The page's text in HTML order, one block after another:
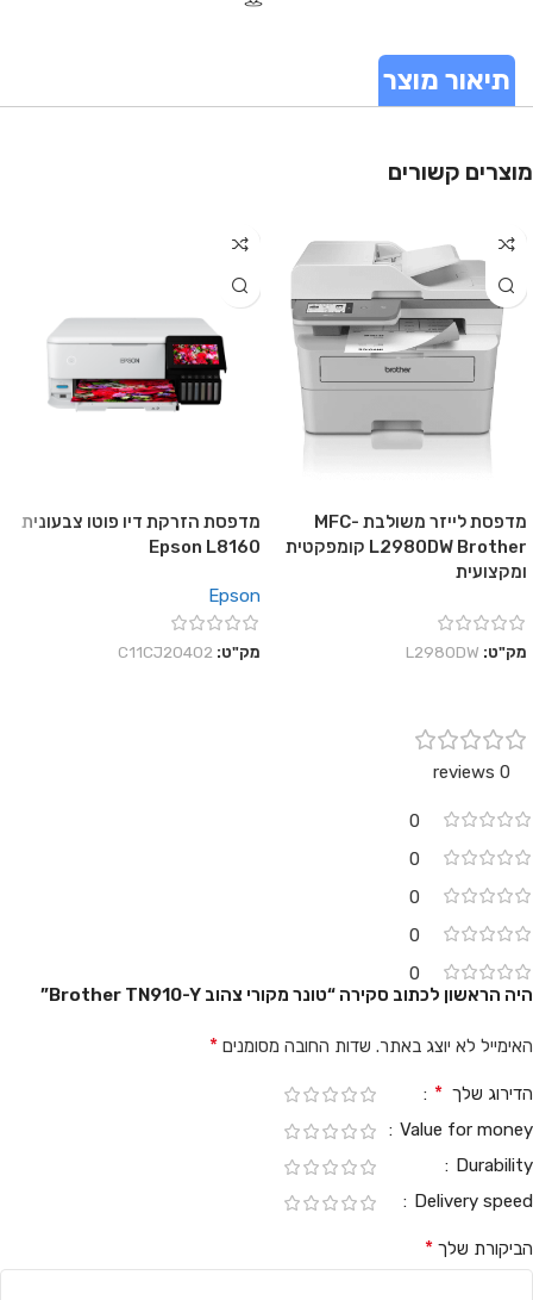
תיאור מוצר
מוצרים קשורים
מדפסת לייזר משולבת MFC-
L2980DW Brother קומפקטית
ומקצועית
מק"ט: L2980DW
מדפסת הזרקת דיו פוטו צבעונית
Epson L8160
Epson
מק"ט: C11CJ20402
0 reviews
0
0
0
0
0
היה הראשון לכתוב סקירה “‏טונר מקורי צהוב Brother TN910-Y”
האימייל לא יוצג באתר. שדות החובה מסומנים *
הדירוג שלך *
Value for money
Durability
Delivery speed
הביקורת שלך *